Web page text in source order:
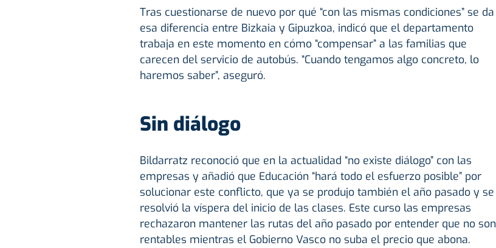
Tras cuestionarse de nuevo por qué “con las mismas condiciones” se da
esa diferencia entre Bizkaia y Gipuzkoa, indicó que el departamento
trabaja en este momento en cómo “compensar” a las familias que
carecen del servicio de autobús. “Cuando tengamos algo concreto, lo
haremos saber”, aseguró.
Sin diálogo
Bildarratz reconoció que en la actualidad “no existe diálogo” con las
empresas y añadió que Educación “hará todo el esfuerzo posible” por
solucionar este conflicto, que ya se produjo también el año pasado y se
resolvió la víspera del inicio de las clases. Este curso las empresas
rechazaron mantener las rutas del año pasado por entender que no son
rentables mientras el Gobierno Vasco no suba el precio que abona.